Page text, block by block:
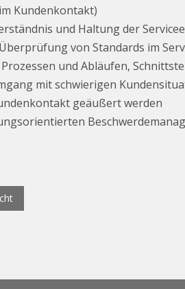
Kundenkontakt)
und Haltung der
von Standards im
und Abläufen,
mit schwierigen
geäußert werden